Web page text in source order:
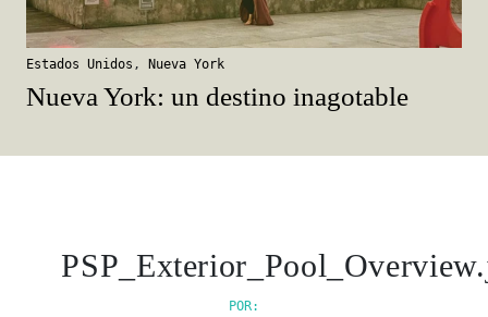
Estados Unidos , Nueva York
Nueva York: un destino inagotable
POR: